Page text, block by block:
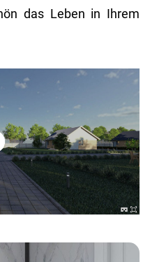
das Leben in Ihrem